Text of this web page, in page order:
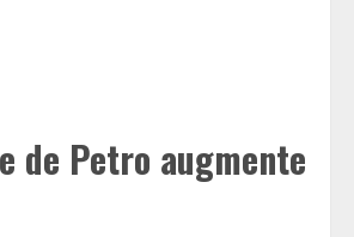
de Petro augmente